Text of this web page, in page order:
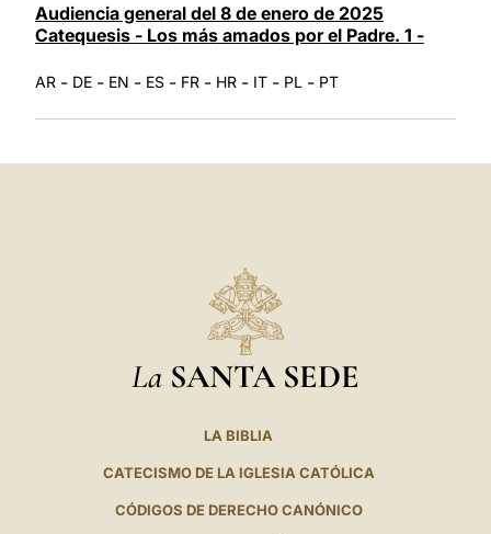
Audiencia general del 8 de enero de 2025
Catequesis - Los más amados por el Padre. 1 -
AR - DE - EN - ES - FR - HR - IT - PL - PT
La SANTA SEDE
LA BIBLIA
CATECISMO DE LA IGLESIA CATÓLICA
CÓDIGOS DE DERECHO CANÓNICO